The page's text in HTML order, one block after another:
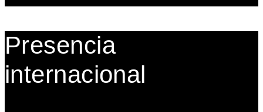
Presencia
internacional